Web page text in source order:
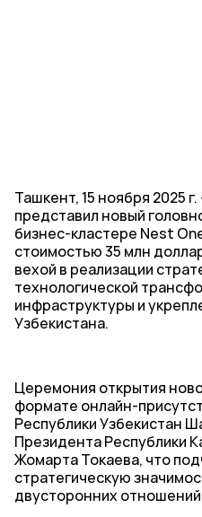
Ташкент, 15 ноября 2025
представил новый
бизнес-кластере Nest
стоимостью 35 млн
вехой в реализации
технологической
инфраструктуры и
Узбекистана.
Церемония открытия
формате онлайн-
Республики Узбекистан
Президента Республики
Жомарта Токаева, что
стратегическую
двусторонних